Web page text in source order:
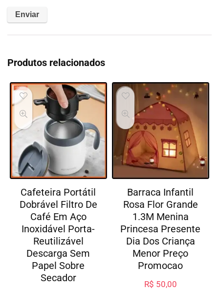
Produtos relacionados
Cafeteira Portátil
Dobrável Filtro De
Café Em Aço
Inoxidável Porta-
Reutilizável
Descarga Sem
Papel Sobre
Secador
Barraca Infantil
Rosa Flor Grande
1.3M Menina
Princesa Presente
Dia Dos Criança
Menor Preço
Promocao
R$ 50,00